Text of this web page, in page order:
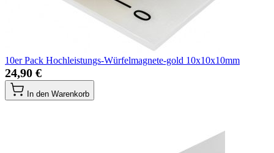
10er Pack Hochleistungs-Würfelmagnete-gold 10x10x10mm
24,90 €
In den Warenkorb